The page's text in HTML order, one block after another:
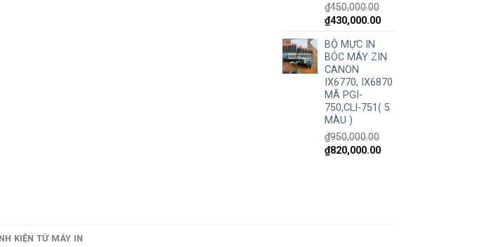
₫450,000.00
₫430,000.00
BỘ MỰC IN
BÓC MÁY ZIN
CANON
IX6770, IX6870
MÃ PGI-
750,CLI-751( 5
MÀU )
₫950,000.00
₫820,000.00
KIỆN TỪ MÁY IN